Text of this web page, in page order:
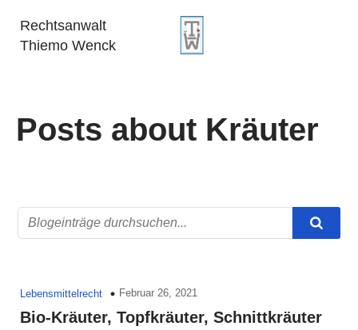
Rechtsanwalt
Thiemo Wenck
Posts about Kräuter
Lebensmittelrecht Februar 26, 2021
Bio-Kräuter, Topfkräuter, Schnittkräuter